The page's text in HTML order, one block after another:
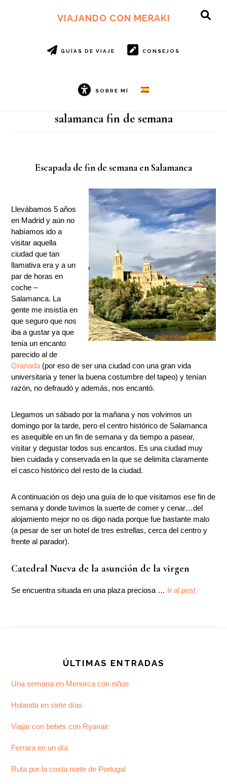
VIAJANDO CON MERAKI
GUÍAS DE VIAJE CONSEJOS
SOBRE MÍ
salamanca fin de semana
Escapada de fin de semana en Salamanca
Llevábamos 5 años
en Madrid y aún no
habíamos ido a
visitar aquella
ciudad que tan
llamativa era y a un
par de horas en
coche –
Salamanca. La
gente me insistía en
que seguro que nos
iba a gustar ya que
tenía un encanto
parecido al de
Granada (por eso de ser una ciudad con una gran vida
universitaria y tener la buena costumbre del tapeo) y tenían
razón, no defraudó y además, nos encantó.
Llegamos un sábado por la mañana y nos volvimos un
domingo por la tarde, pero el centro histórico de Salamanca
es asequible en un fin de semana y da tiempo a pasear,
visitar y degustar todos sus encantos. Es una ciudad muy
bien cuidada y conservada en la que se delimita claramente
el casco histórico del resto de la ciudad.
A continuación os dejo una guía de lo que visitamos ese fin de
semana y donde tuvimos la suerte de comer y cenar…del
alojamiento mejor no os digo nada porque fue bastante malo
(a pesar de ser un hotel de tres estrellas, cerca del centro y
frente al parador).
Catedral Nueva de la asunción de la virgen
Se encuentra situada en una plaza preciosa … Ir al post
ÚLTIMAS ENTRADAS
Una semana en Menorca con niños
Holanda en siete días
Viajar con bebés con Ryanair
Ferrara en un día
Ruta por la costa norte de Portugal